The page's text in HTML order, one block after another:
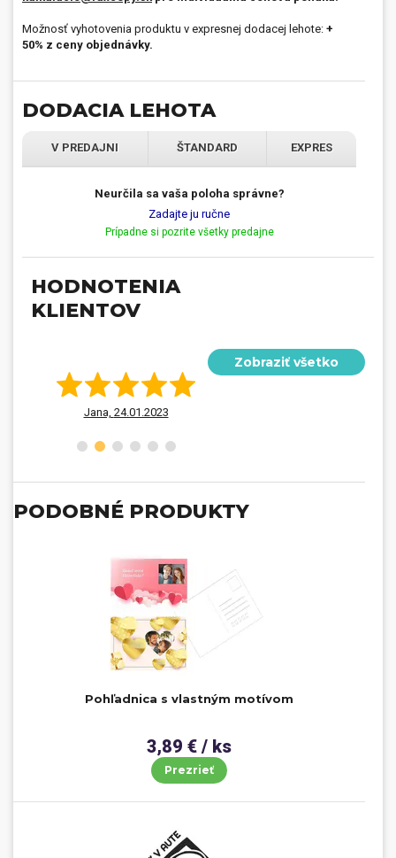
Možnosť vyhotovenia produktu v expresnej dodacej lehote: +
50% z ceny objednávky.
DODACIA LEHOTA
V PREDAJNI ŠTANDARD EXPRES
Neurčila sa vaša poloha správne?
Zadajte ju ručne
Prípadne si pozrite všetky predajne
HODNOTENIA
KLIENTOV
Zobraziť všetko
Jana, 24.01.2023
komunikácia počas výroby,
až po samotné...
PODOBNÉ PRODUKTY
Pohľadnica s vlastným motívom
3,89 € / ks
Prezrieť